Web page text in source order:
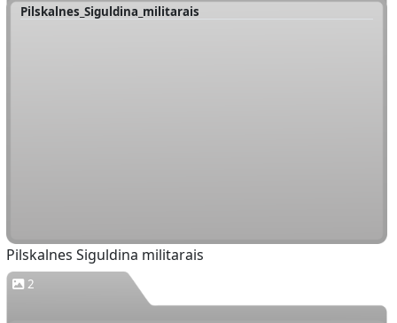
Pilskalnes_Siguldina_militarais
Pilskalnes Siguldina militarais
2